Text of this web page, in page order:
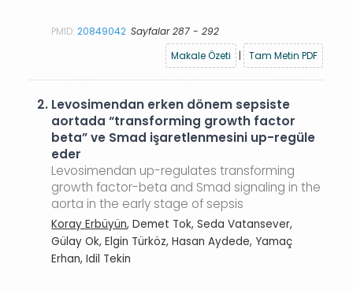
PMID:20849042 Sayfalar 287 - 292
Makale Özeti
| Tam Metin PDF
2. Levosimendan erken dönem sepsiste
aortada “transforming growth factor
beta” ve Smad işaretlenmesini up-regüle
eder
Levosimendan up-regulates transforming
growth factor-beta and Smad signaling in the
aorta in the early stage of sepsis
Koray Erbüyün, Demet Tok, Seda Vatansever,
Gülay Ok, Elgin Türköz, Hasan Aydede, Yamaç
Erhan, Idil Tekin